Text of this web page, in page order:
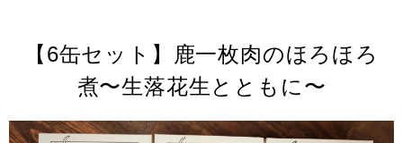
【6缶セット】鹿一枚肉のほろほろ
煮〜生落花生とともに〜